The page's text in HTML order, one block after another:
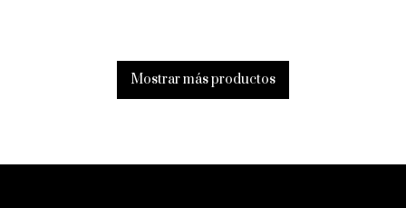
Mostrar más productos